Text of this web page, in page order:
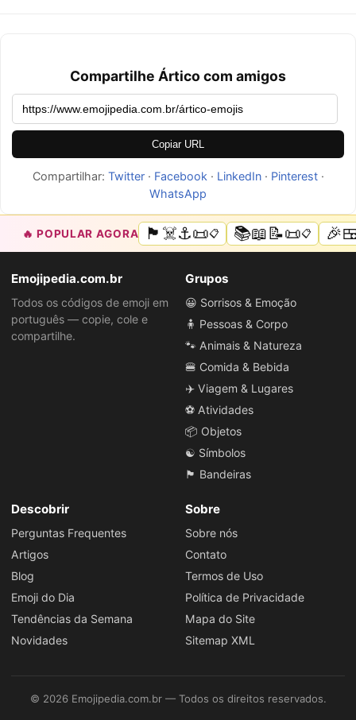
Compartilhe Ártico com amigos
Copiar URL
Compartilhar: Twitter· Facebook · LinkedIn· Pinterest·
WhatsApp
🔥 POPULAR AGORA 🏴‍☠️⚓📜📋 📚📖📝📜📋
Emojipedia.com.br
Todos os códigos de emoji em
português — copie, cole e
compartilhe.
Grupos
😀 Sorrisos & Emoção
🧍 Pessoas & Corpo
🐾 Animais & Natureza
🍔 Comida & Bebida
✈️ Viagem & Lugares
⚽ Atividades
📦 Objetos
☯️ Símbolos
🏴 Bandeiras
Descobrir
Perguntas Frequentes
Artigos
Blog
Emoji do Dia
Tendências da Semana
Novidades
Sobre
Sobre nós
Contato
Termos de Uso
Política de Privacidade
Mapa do Site
Sitemap XML
© 2026 Emojipedia.com.br — Todos os direitos reservados.